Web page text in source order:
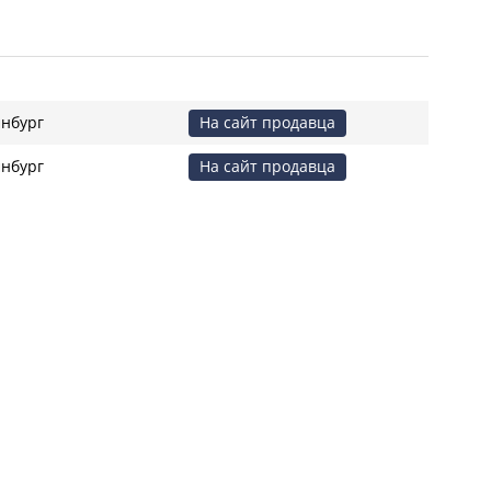
IP:
На сайт продавца
На сайт продавца